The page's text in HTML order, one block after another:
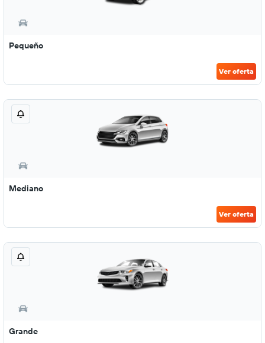
Pequeño
Ver oferta
Mediano
Ver oferta
Grande